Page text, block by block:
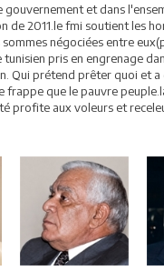
gouvernement et dans
de 2011.le fmi soutient les
sommes négociées entre
tunisien pris en engrenage
Qui prétend prêter quoi et a
frappe que le pauvre
profite aux voleurs et